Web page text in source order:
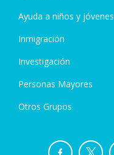
Ayuda a niños y jóvenes
Inmigración
Investigación
Personas Mayores
Otros Grupos